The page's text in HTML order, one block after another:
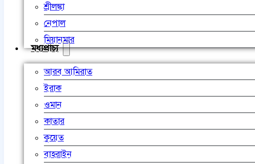
শ্রীলঙ্কা
নেপাল
মিয়ানমার
মধ্যপ্রাচ্য
আরব আমিরাত
ইরাক
ওমান
কাতার
কুয়েত
বাহরাইন